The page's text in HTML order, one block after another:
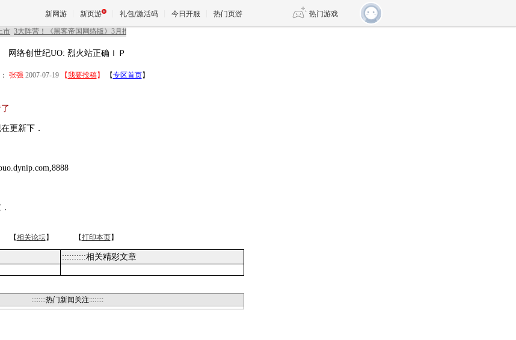
新网游 新页游 礼包/激活码 今日开服 热门页游 热门游戏
网络创世纪UO: 烈火站正确ＩＰ
张强 2007-07-19 【我要投稿】 【专区首页】
更新下．
【相关论坛】 【打印本页】
::::::::::相关精彩文章
::::::::热门新闻关注::::::::